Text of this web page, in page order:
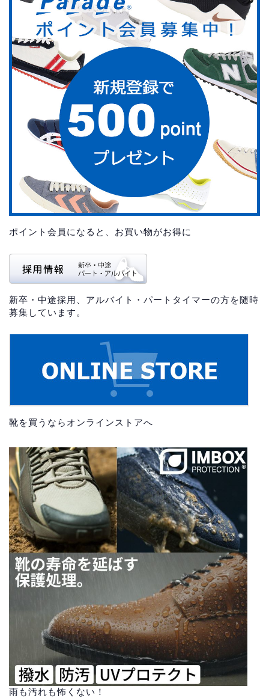
ポイント会員になると、お買い物がお得に
新卒・中途採用、アルバイト・パートタイマーの方を随時
募集しています。
靴を買うならオンラインストアへ
雨も汚れも怖くない！